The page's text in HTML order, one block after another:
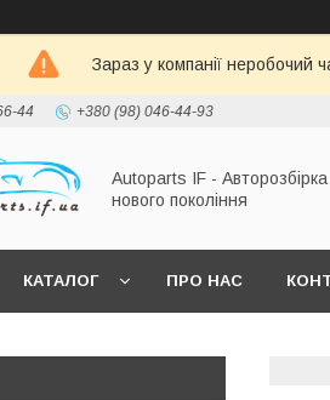
Зараз у компанії неробочий
44 +380 (98) 046-44-93
Autoparts IF - Авторозбірка
нового покоління
КАТАЛОГ ПРО НАС